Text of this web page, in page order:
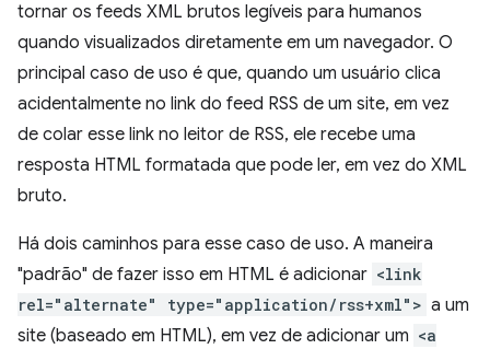
tornar os feeds XML brutos legíveis para humanos
quando visualizados diretamente em um navegador. O
principal caso de uso é que, quando um usuário clica
acidentalmente no link do feed RSS de um site, em vez
de colar esse link no leitor de RSS, ele recebe uma
resposta HTML formatada que pode ler, em vez do XML
bruto.
Há dois caminhos para esse caso de uso. A maneira
"padrão" de fazer isso em HTML é adicionar <link
rel="alternate" type="application/rss+xml"> a um
site (baseado em HTML), em vez de adicionar um <a